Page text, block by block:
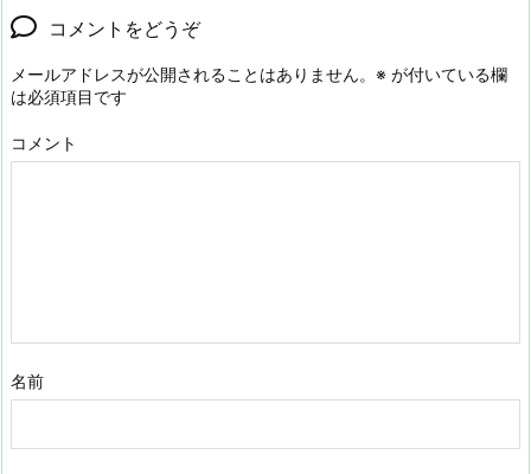
コメントをどうぞ
メールアドレスが公開されることはありません。 ※ が付いている欄
は必須項目です
コメント
名前